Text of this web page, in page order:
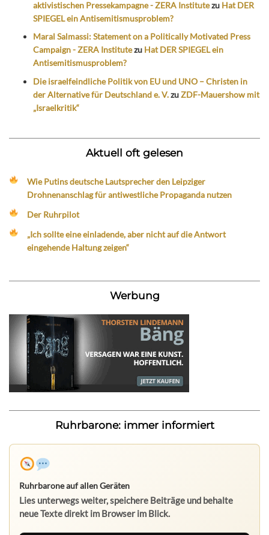
aktivistischen Pressekampagne - ZERA Institutezu Hat DER
SPIEGEL ein Antisemitismusproblem?
Maral Salmassi: Statement on a Politically Motivated Press
Campaign - ZERA Institutezu Hat DER SPIEGEL ein
Antisemitismusproblem?
Die israelfeindliche Politik von EU und UNO – Christen in
der Alternative für Deutschland e. V.zuZDF-Mauershow mit
„Israelkritik“
Aktuell oft gelesen
Wie Putins deutsche Lautsprecher den Leipziger
Drohnenanschlag für antiwestliche Propaganda nutzen
Der Ruhrpilot
„Ich sollte eine einladende, aber nicht auf die Antwort
eingehende Haltung zeigen“
Werbung
Ruhrbarone: immer informiert
Ruhrbarone auf allen Geräten
Lies unterwegs weiter, speichere Beiträge und behalte
neue Texte direkt im Browser im Blick.